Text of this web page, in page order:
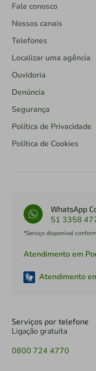
Fale conosco
Nossos canais
Telefones
Localizar uma agência
Ouvidoria
Denúncia
Segurança
Política de Privacidade
Política de Cookies
WhatsApp
51 3358
*Serviço disponível
Atendimento em
Atendimento
Serviços por telefone
Ligação gratuita
0800 724 4770